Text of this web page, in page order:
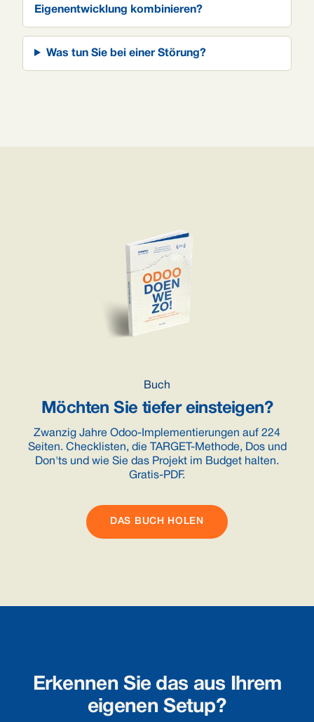
Eigenentwicklung kombinieren?
Was tun Sie bei einer Störung?
Buch
Möchten Sie tiefer einsteigen?
Zwanzig Jahre Odoo-Implementierungen auf 224
Seiten. Checklisten, die TARGET-Methode, Dos und
Don'ts und wie Sie das Projekt im Budget halten.
Gratis-PDF.
DAS BUCH HOLEN
Erkennen Sie das aus Ihrem
eigenen Setup?